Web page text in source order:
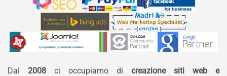
Dal 2008 ci occupiamo di creazione siti web e